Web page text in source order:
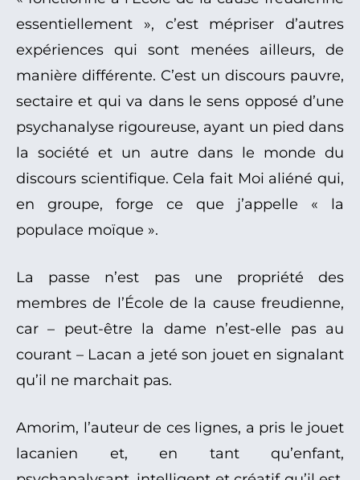
essentiellement », c’est mépriser d’autres
expériences qui sont menées ailleurs, de
manière différente. C’est un discours pauvre,
sectaire et qui va dans le sens opposé d’une
psychanalyse rigoureuse, ayant un pied dans
la société et un autre dans le monde du
discours scientifique. Cela fait Moi aliéné qui,
en groupe, forge ce que j’appelle « la
populace moïque ».
La passe n’est pas une propriété des
membres de l’École de la cause freudienne,
car – peut-être la dame n’est-elle pas au
courant – Lacan a jeté son jouet en signalant
qu’il ne marchait pas.
Amorim, l’auteur de ces lignes, a pris le jouet
lacanien et, en tant qu’enfant,